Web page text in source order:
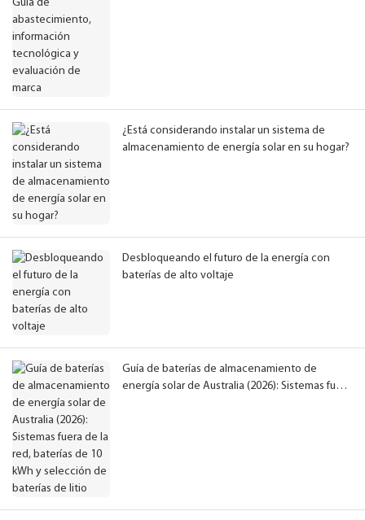
¿Está considerando instalar un sistema de
almacenamiento de energía solar en su hogar?
Desbloqueando el futuro de la energía con
baterías de alto voltaje
Guía de baterías de almacenamiento de
energía solar de Australia (2026): Sistemas fuera